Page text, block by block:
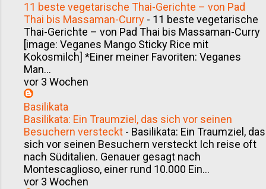
11 beste vegetarische Thai-Gerichte – von Pad
Thai bis Massaman-Curry - 11 beste vegetarische
Thai-Gerichte – von Pad Thai bis Massaman-Curry
[image: Veganes Mango Sticky Rice mit
Kokosmilch] *Einer meiner Favoriten: Veganes
Man...
vor 3 Wochen
Basilikata
Basilikata: Ein Traumziel, das sich vor seinen
Besuchern versteckt - Basilikata: Ein Traumziel, das
sich vor seinen Besuchern versteckt Ich reise oft
nach Süditalien. Genauer gesagt nach
Montescaglioso, einer rund 10.000 Ein...
vor 3 Wochen